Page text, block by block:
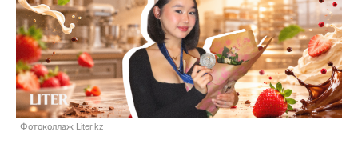
Фотоколлаж Liter.kz